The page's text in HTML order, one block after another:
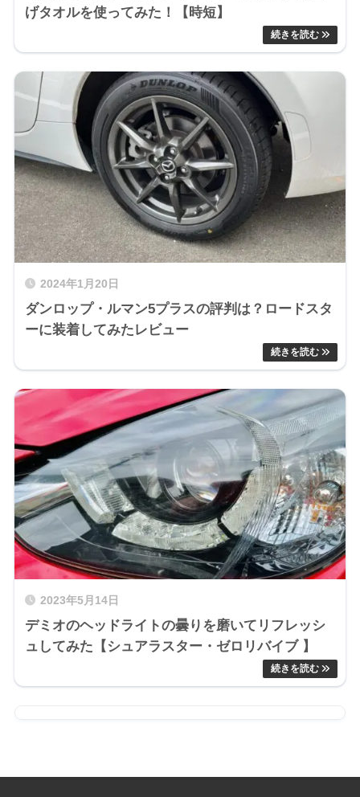
げタオルを使ってみた！【時短】
2024年1月20日
ダンロップ・ルマン5プラスの評判は？ロードスタ
ーに装着してみたレビュー
2023年5月14日
デミオのヘッドライトの曇りを磨いてリフレッシ
ュしてみた【シュアラスター・ゼロリバイブ 】